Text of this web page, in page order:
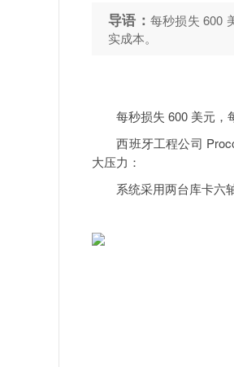
导语： 每秒损失 600
实成本。
每秒损失 600 美元，
西班牙工程公司
大压力：
系统采用两台库卡六轴